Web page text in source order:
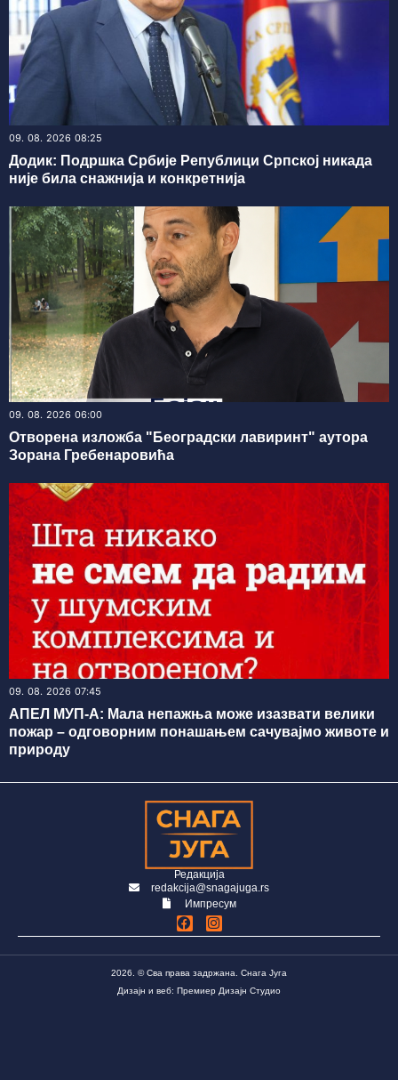
09. 08. 2026 08:25
Додик: Подршка Србије Републици Српској никада
није била снажнија и конкретнија
09. 08. 2026 06:00
Отворена изложба "Београдски лавиринт" аутора
Зорана Гребенаровића
09. 08. 2026 07:45
АПЕЛ МУП-А: Мала непажња може изазвати велики
пожар – одговорним понашањем сачувајмо животе и
природу
Редакција
redakcija@snagajuga.rs
Импресум
2026. © Сва права задржана. Снага Југа
Дизајн и веб: Премиер Дизајн Студио